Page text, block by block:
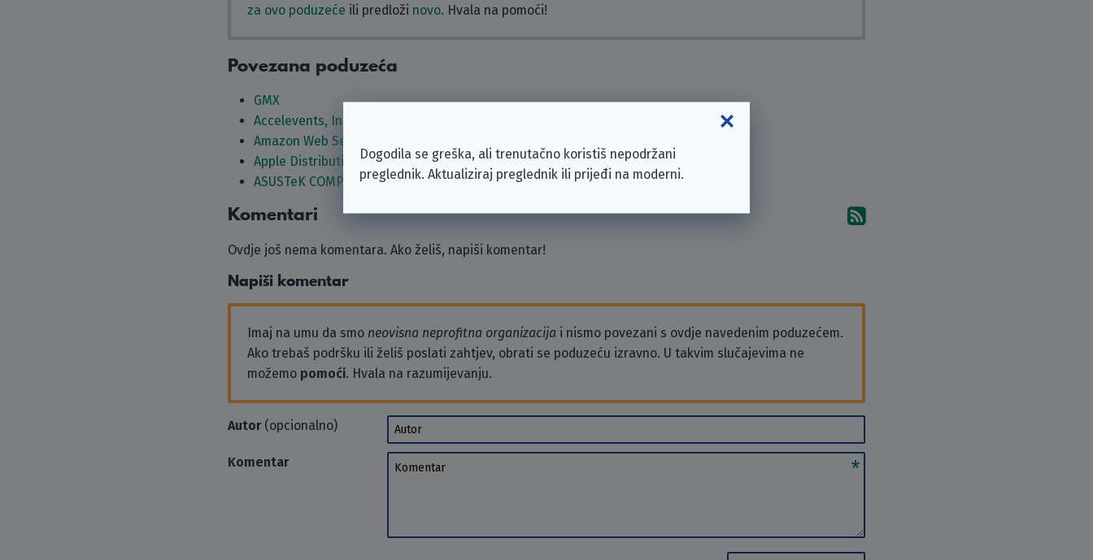
za ovo poduzeće ili predloži novo. Hvala na pomoći!
Povezana poduzeća
GMX
Accelevents, Inc.
Amazon Web Services EMEA SARL
Apple Distribution International Ltd.
ASUSTeK COMPUTER INC.
Komentari Pretplati se na komentare
Ovdje još nema komentara. Ako želiš, napiši komentar!
Napiši komentar
Imaj na umu da smo neovisna neprofitna organizacija i nismo povezani s ovdje navedenim poduzećem.
Ako trebaš podršku ili želiš poslati zahtjev, obrati se poduzeću izravno. U takvim slučajevima ne
možemo pomoći. Hvala na razumijevanju.
Autor(opcionalno) Autor
Komentar Komentar
Dogodila se greška, ali trenutačno koristiš nepodržani
preglednik. Aktualiziraj preglednik ili prijeđi na moderni.